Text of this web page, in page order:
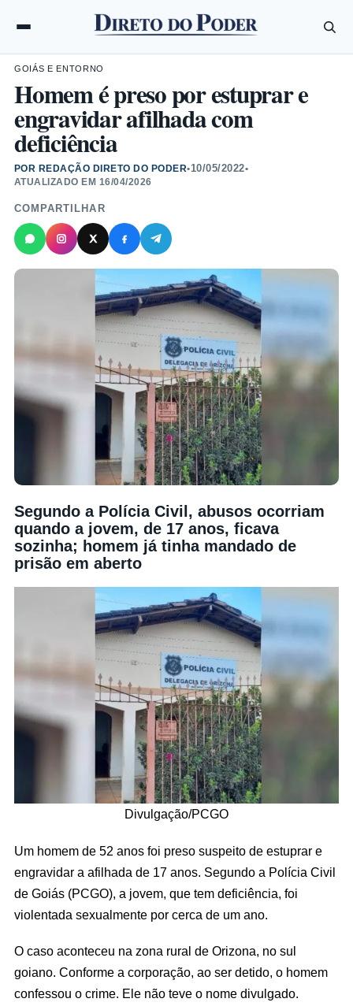
GOIÁS E ENTORNO
Homem é preso por estuprar e
engravidar afilhada com
deficiência
POR REDAÇÃO DIRETO DO PODER•10/05/2022•
ATUALIZADO EM 16/04/2026
COMPARTILHAR
Segundo a Polícia Civil, abusos ocorriam
quando a jovem, de 17 anos, ficava
sozinha; homem já tinha mandado de
prisão em aberto
Divulgação/PCGO
Um homem de 52 anos foi preso suspeito de estuprar e
engravidar a afilhada de 17 anos. Segundo a Polícia Civil
de Goiás (PCGO), a jovem, que tem deficiência, foi
violentada sexualmente por cerca de um ano.
O caso aconteceu na zona rural de Orizona, no sul
goiano. Conforme a corporação, ao ser detido, o homem
confessou o crime. Ele não teve o nome divulgado.